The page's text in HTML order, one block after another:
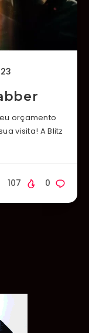
orçamento
visita! A Blitz
0
107